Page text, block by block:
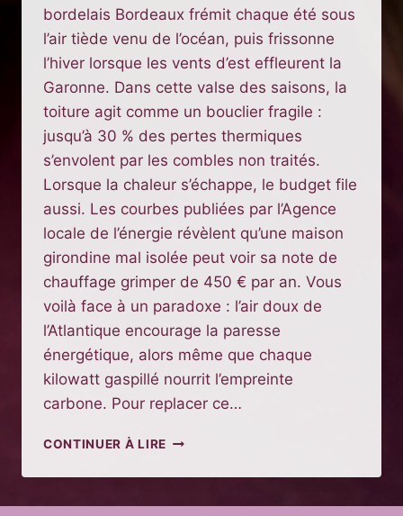
bordelais Bordeaux frémit chaque été sous
l’air tiède venu de l’océan, puis frissonne
l’hiver lorsque les vents d’est effleurent la
Garonne. Dans cette valse des saisons, la
toiture agit comme un bouclier fragile :
jusqu’à 30 % des pertes thermiques
s’envolent par les combles non traités.
Lorsque la chaleur s’échappe, le budget file
aussi. Les courbes publiées par l’Agence
locale de l’énergie révèlent qu’une maison
girondine mal isolée peut voir sa note de
chauffage grimper de 450 € par an. Vous
voilà face à un paradoxe : l’air doux de
l’Atlantique encourage la paresse
énergétique, alors même que chaque
kilowatt gaspillé nourrit l’empreinte
carbone. Pour replacer ce…
CONTINUER À LIREISOLATION
DES